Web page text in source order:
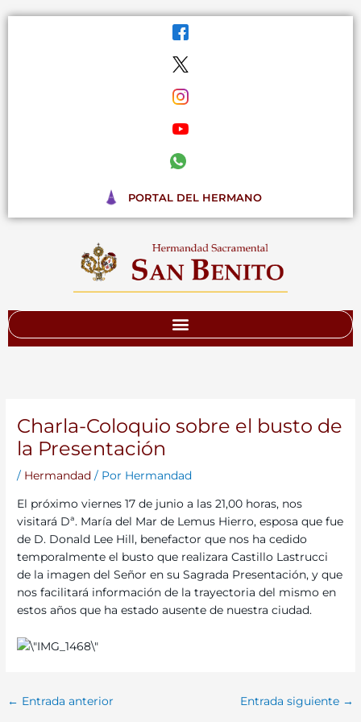
PORTAL DEL HERMANO
Charla-Coloquio sobre el busto de
la Presentación
/ Hermandad / Por Hermandad
El próximo viernes 17 de junio a las 21,00 horas, nos
visitará Dª. María del Mar de Lemus Hierro, esposa que fue
de D. Donald Lee Hill, benefactor que nos ha cedido
temporalmente el busto que realizara Castillo Lastrucci
de la imagen del Señor en su Sagrada Presentación, y que
nos facilitará información de la trayectoria del mismo en
estos años que ha estado ausente de nuestra ciudad.
← Entrada anterior Entrada siguiente →